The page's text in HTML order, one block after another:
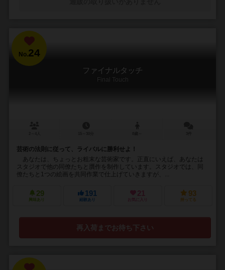
No.24
ファイナルタッチ
Final Touch
芸術の法則に従って、ライバルに勝利せよ！
あなたは、ちょっとお粗末な芸術家です。正直にいえば、あなたは
スタジオで他の同僚たちと贋作を制作しています。スタジオでは、同
僚たちと1つの絵画を共同作業で仕上げていきますが、...
29
興味あり
191
経験あり
21
お気に入り
93
持ってる
再入荷までお待ち下さい